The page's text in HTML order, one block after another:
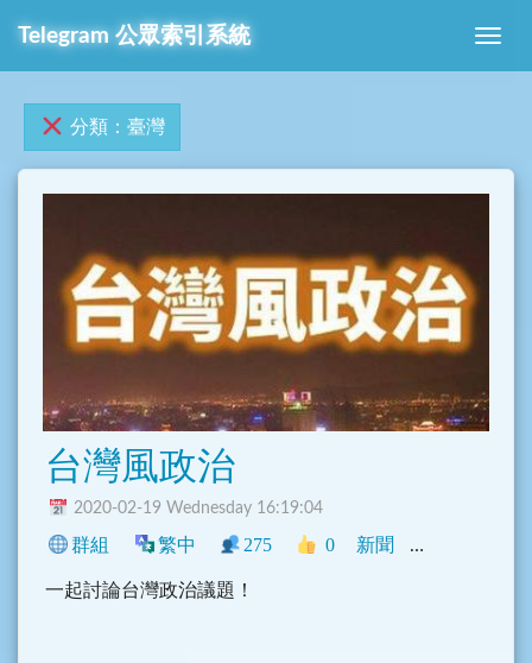
Telegram 公眾索引系統
分類：臺灣
台灣風政治
2020-02-19 Wednesday 16:19:04
群組 繁中 275 0 新聞 中文圈
一起討論台灣政治議題！